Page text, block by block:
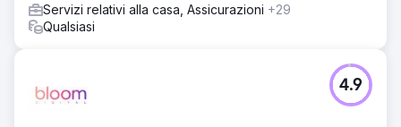
Servizi relativi alla casa, Assicurazioni +29
Qualsiasi
4.9